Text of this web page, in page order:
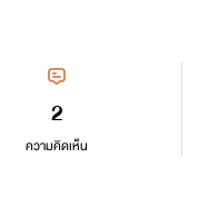
2
ความคิดเห็น